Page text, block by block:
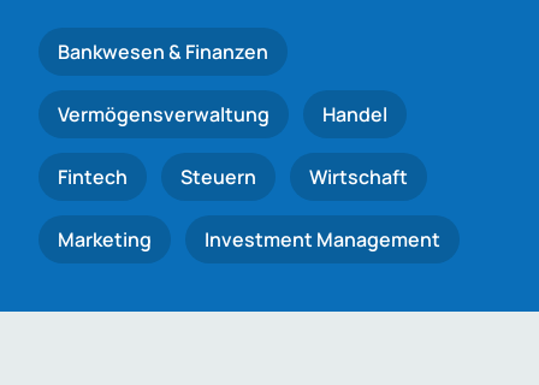
Bankwesen & Finanzen
Vermögensverwaltung Handel
Fintech Steuern Wirtschaft
Marketing Investment Management